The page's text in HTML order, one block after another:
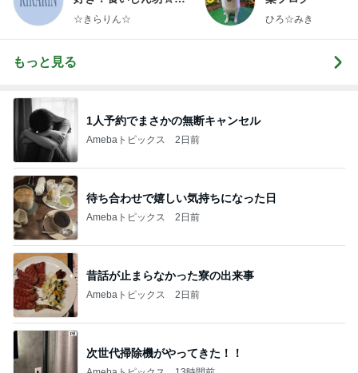
らりん☆のブログ
☆きらりん☆ ひろ☆みき
もっと見る
1人予約でまさかの無断キャンセル
Amebaトピックス 2日前
待ち合わせで嬉しい気持ちになった日
Amebaトピックス 2日前
昔話が止まらなかった寮の出来事
Amebaトピックス 2日前
次世代掃除機がやってきた！！
Amebaトピックス 13時間前